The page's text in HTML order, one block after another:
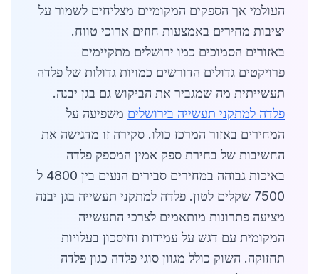
העולמי אך הספקים המקומיים מצליחים לשמור על
יציבות מחירים באמצעות חוזים ארוכי טווח.
באזורים הסמוכים כמו ירושלים מתקיימים
פרויקטים גדולים הדורשים כמויות גדולות של פלדה
תעשייתית מה שמגביר את הביקוש גם בגן יבנה.
פלדה למתקני תעשייה בירושלים משפיעה על
המחירים באזור המרכז כולו. סקירה זו מדגישה את
החשיבות של בחירת ספק אמין המספק פלדה
באיכות גבוהה במחירים סבירים הנעים בין 4800 ל
7500 שקלים לטון. פלדה למתקני תעשייה בגן יבנה
מציעה פתרונות מותאמים לצרכי התעשייה
המקומית עם דגש על עמידות וחיסכון בעלויות
תחזוקה. השוק כולל מגוון סוגי פלדה כגון פלדה